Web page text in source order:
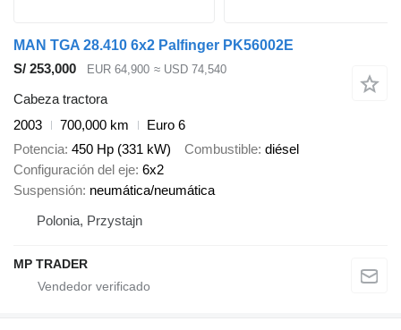
MAN TGA 28.410 6x2 Palfinger PK56002E
S/ 253,000
EUR 64,900 ≈ USD 74,540
Cabeza tractora
2003
700,000 km
Euro 6
Potencia 450 Hp (331 kW) Combustible diésel
Configuración del eje 6x2
Suspensión neumática/neumática
Polonia, Przystajn
MP TRADER